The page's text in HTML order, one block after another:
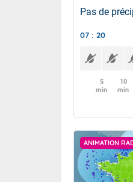
Pas de
07 : 20
5
min
10
min
ANIMATION